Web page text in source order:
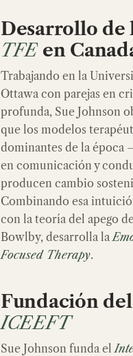
Desarrollo de
TFEen
Trabajando en la
Ottawa con parejas en
profunda, Sue Johnson
que los modelos
dominantes de la época
en comunicación y
producen cambio
Combinando esa
con la teoría del apego
Bowlby, desarrolla la
Focused Therapy.
Fundación del
ICEEFT
Sue Johnson funda el